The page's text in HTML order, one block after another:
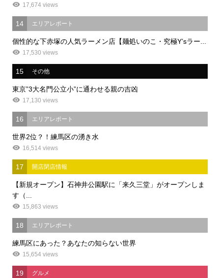
17,674 views
14 エリアレポート
個性的な下赤塚の人気ラーメン店【麺処いのこ・究極Y’sラー...
17,530 views
15 その他
東京”3大名門公立小”に通わせる親の吉凶
17,130 views
16 エリアレポート
世界2位？！練馬区の湧き水
16,514 views
17 開店閉店情報
【新規オープン】石神井公園駅に「来久三堂」がオープンしま
す（...
15,863 views
18 エリアレポート
練馬区にあった？あなたの知らない世界
15,654 views
19 グルメ